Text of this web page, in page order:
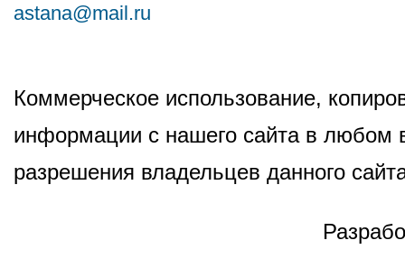
astana@mail.ru
Коммерческое использование,
информации с нашего сайта в любом
разрешения владельцев данного